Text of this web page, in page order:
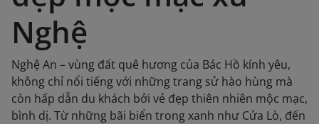
Nghệ
Nghệ An – vùng đất quê hương của Bác Hồ kính yêu,
không chỉ nổi tiếng với những trang sử hào hùng mà
còn hấp dẫn du khách bởi vẻ đẹp thiên nhiên mộc mạc,
bình dị. Từ những bãi biển trong xanh như Cửa Lò, đến